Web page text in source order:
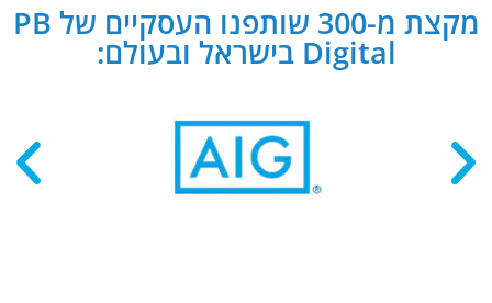
מקצת מ-300 שותפנו העסקיים של PB
Digital בישראל ובעולם: